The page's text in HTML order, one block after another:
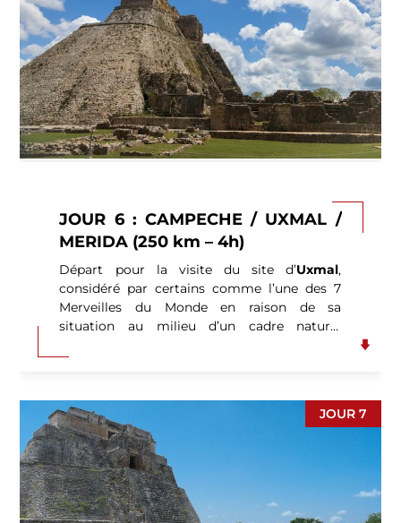
JOUR 6 : CAMPECHE / UXMAL /
MERIDA (250 km – 4h)
Départ pour la visite du site d’Uxmal,
considéré par certains comme l’une des 7
Merveilles du Monde en raison de sa
situation au milieu d’un cadre naturel
entre les dieux, les esprits de la nature et les
hommes, ces guides spirituels pratiquaient
des rituels sacrés au cœur de la jungle.
Démonstration d’un rite de purification.
Visite dumusée du chocolat
dégustation. Continuation vers Mérida et
visite de la ville. Mérida est la capitale
JOUR 7